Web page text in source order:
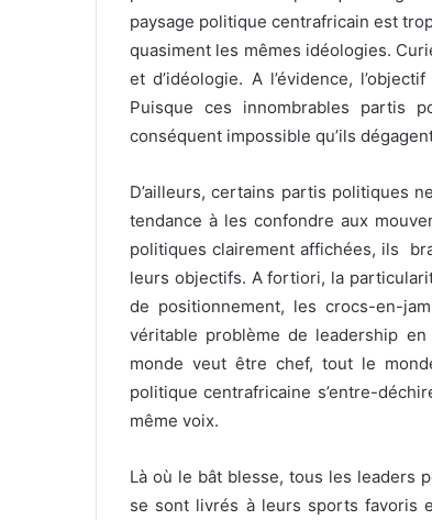
paysage politique centrafricain est
quasiment les mêmes idéologies.
et d’idéologie. A l’évidence,
Puisque ces innombrables partis
conséquent impossible qu’ils
D’ailleurs, certains partis politiques
tendance à les confondre aux
politiques clairement affichées, ils
leurs objectifs. A fortiori, la
de positionnement, les crocs-en-
véritable problème de leadership
monde veut être chef, tout le
politique centrafricaine s’entre-
même voix.
Là où le bât blesse, tous les leaders
se sont livrés à leurs sports favoris